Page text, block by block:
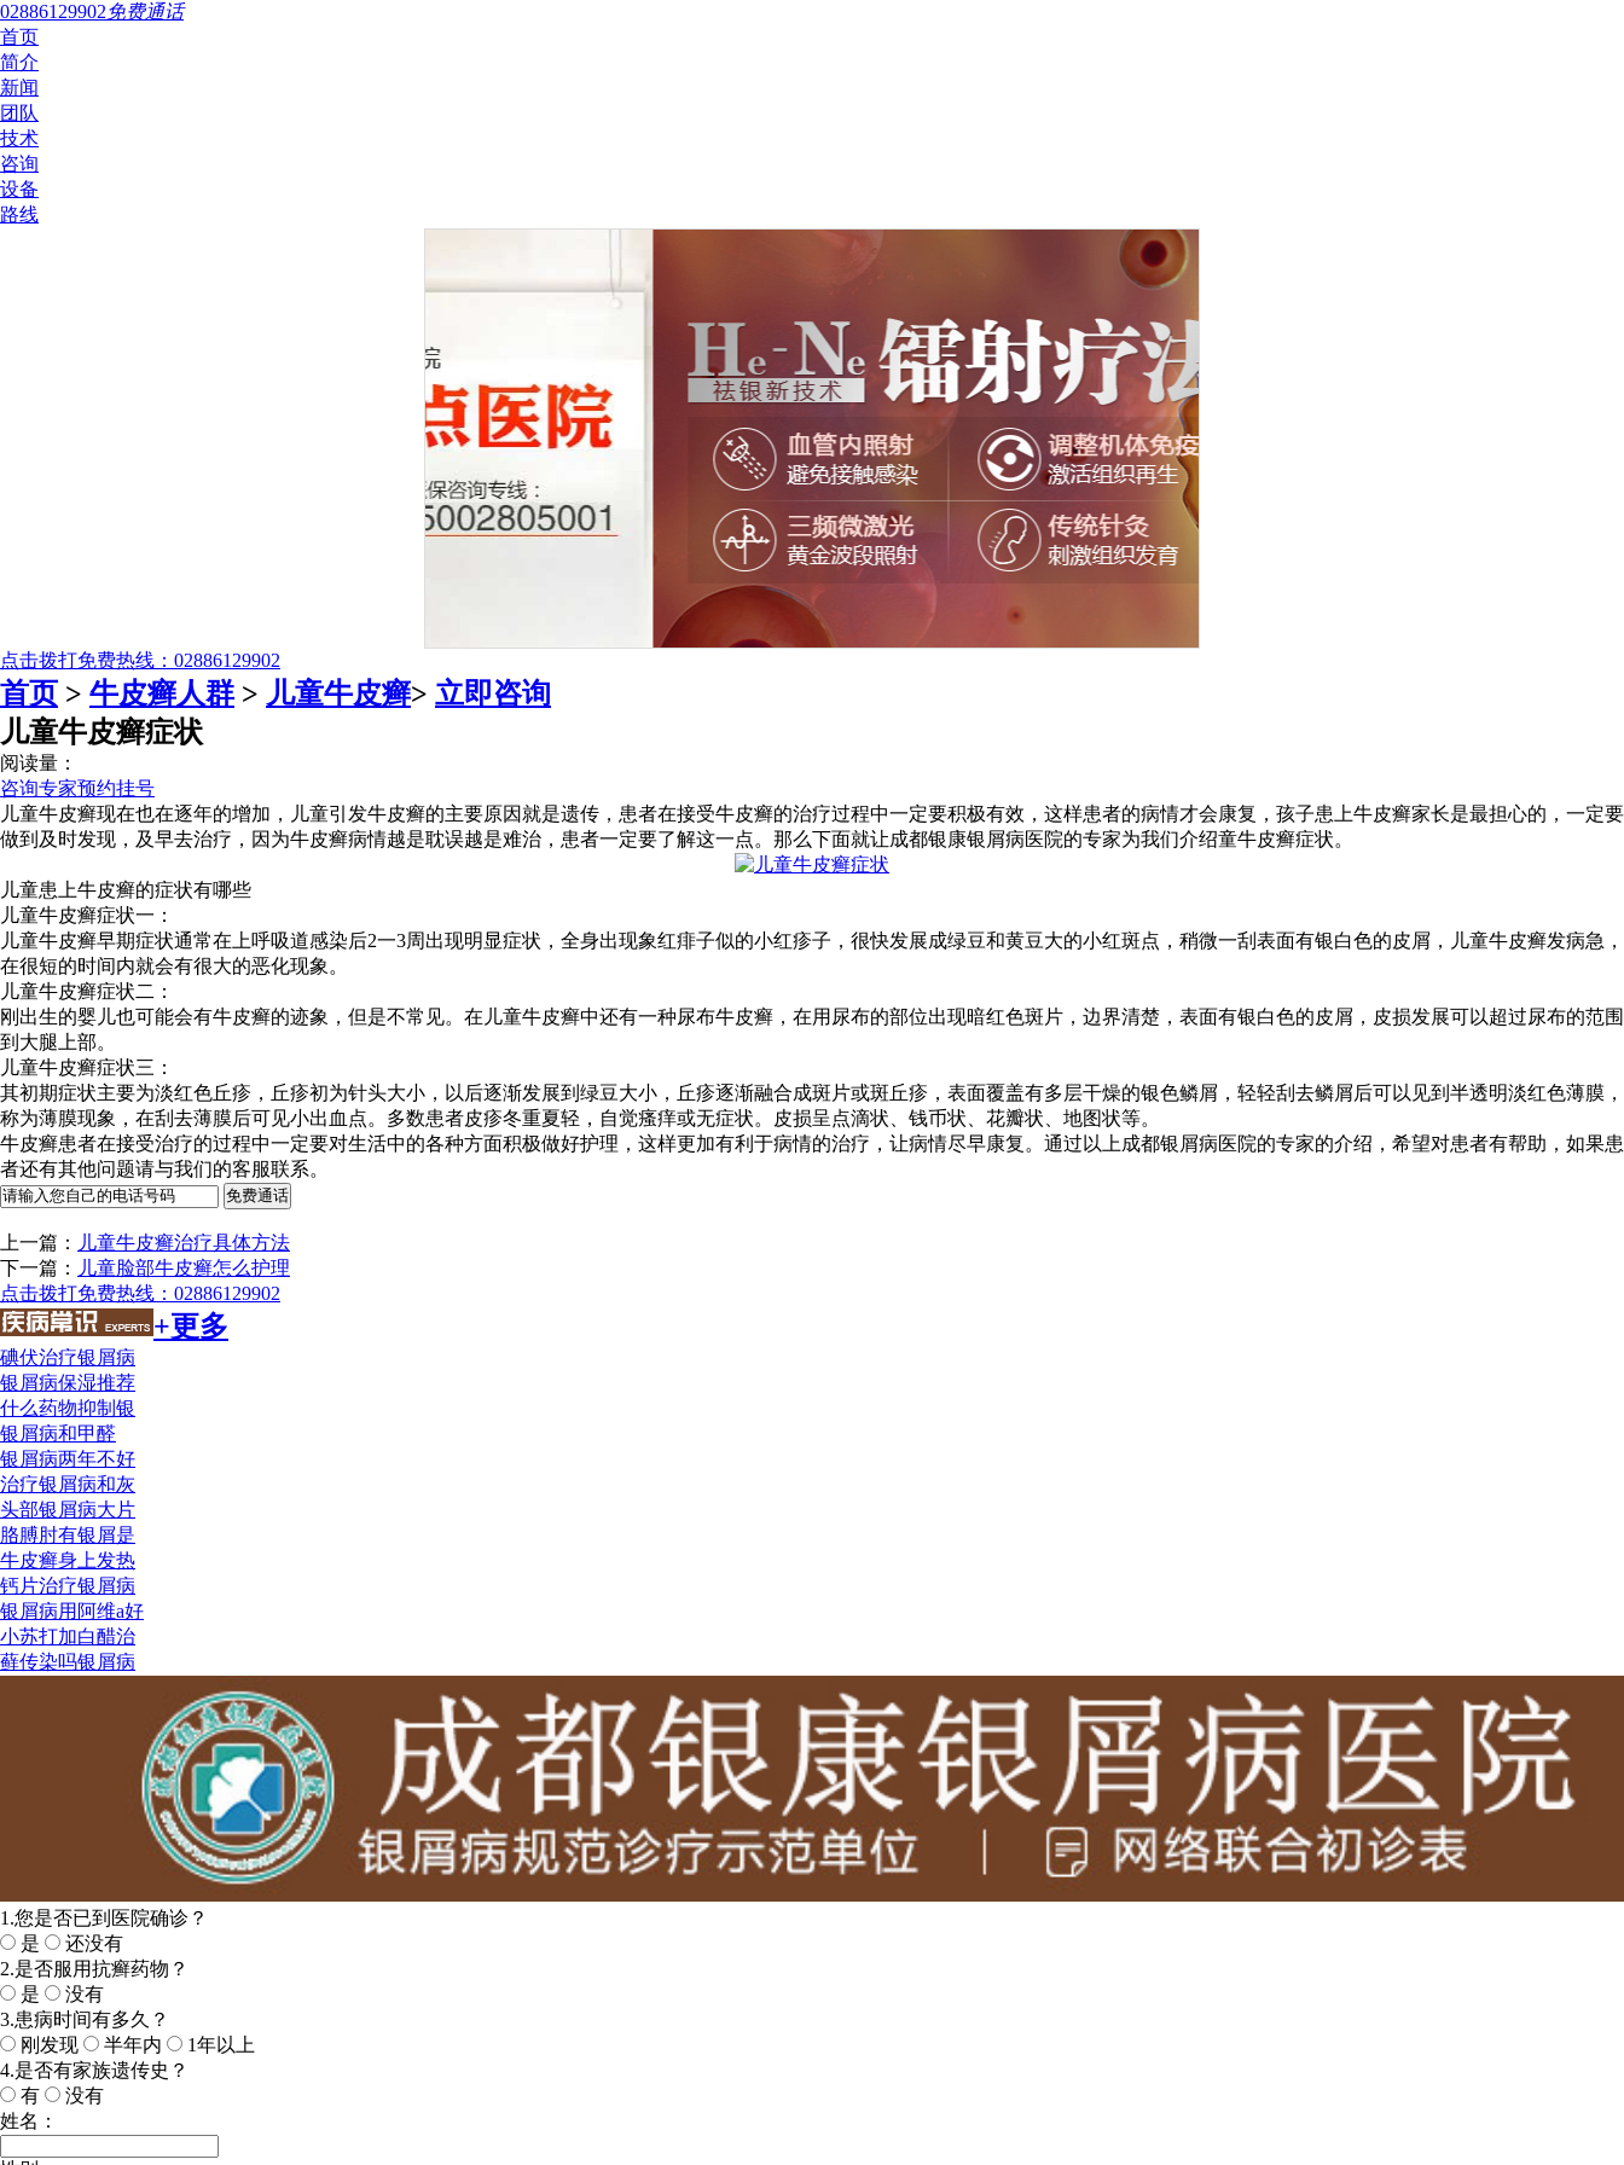
02886129902免费通话
首页
简介
新闻
团队
技术
咨询
设备
路线
点击拨打免费热线：02886129902
首页 > 牛皮癣人群 > 儿童牛皮癣> 立即咨询
儿童牛皮癣症状
阅读量：
咨询专家预约挂号
儿童牛皮癣现在也在逐年的增加，儿童引发牛皮癣的主要原因就是遗传，患者在接受牛皮癣的治疗过程中一定要积极有效，这样患者的病情才会康复，孩子患上牛皮癣家长是最担心的，一定要
做到及时发现，及早去治疗，因为牛皮癣病情越是耽误越是难治，患者一定要了解这一点。那么下面就让成都银康银屑病医院的专家为我们介绍童牛皮癣症状。
儿童患上牛皮癣的症状有哪些
儿童牛皮癣症状一：
儿童牛皮癣早期症状通常在上呼吸道感染后2一3周出现明显症状，全身出现象红痱子似的小红疹子，很快发展成绿豆和黄豆大的小红斑点，稍微一刮表面有银白色的皮屑，儿童牛皮癣发病急，
在很短的时间内就会有很大的恶化现象。
儿童牛皮癣症状二：
刚出生的婴儿也可能会有牛皮癣的迹象，但是不常见。在儿童牛皮癣中还有一种尿布牛皮癣，在用尿布的部位出现暗红色斑片，边界清楚，表面有银白色的皮屑，皮损发展可以超过尿布的范围
到大腿上部。
儿童牛皮癣症状三：
其初期症状主要为淡红色丘疹，丘疹初为针头大小，以后逐渐发展到绿豆大小，丘疹逐渐融合成斑片或斑丘疹，表面覆盖有多层干燥的银色鳞屑，轻轻刮去鳞屑后可以见到半透明淡红色薄膜，
称为薄膜现象，在刮去薄膜后可见小出血点。多数患者皮疹冬重夏轻，自觉瘙痒或无症状。皮损呈点滴状、钱币状、花瓣状、地图状等。
牛皮癣患者在接受治疗的过程中一定要对生活中的各种方面积极做好护理，这样更加有利于病情的治疗，让病情尽早康复。通过以上成都银屑病医院的专家的介绍，希望对患者有帮助，如果患
者还有其他问题请与我们的客服联系。
上一篇：
儿童牛皮癣治疗具体方法
下一篇：
儿童脸部牛皮癣怎么护理
点击拨打免费热线：02886129902
+更多
碘伏治疗银屑病
银屑病保湿推荐
什么药物抑制银
银屑病和甲醛
银屑病两年不好
治疗银屑病和灰
头部银屑病大片
胳膊肘有银屑是
牛皮癣身上发热
钙片治疗银屑病
银屑病用阿维a好
小苏打加白醋治
藓传染吗银屑病
1.您是否已到医院确诊？
是
还没有
2.是否服用抗癣药物？
是
没有
3.患病时间有多久？
刚发现
半年内
1年以上
4.是否有家族遗传史？
有
没有
姓名：